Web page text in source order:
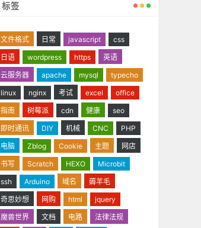
标签
文件格式 日常 javascript
css
日语
wordpress https
英语
云服务器
apache mysql
typecho
linux
nginx 考试 excel
office
指南
树莓派 cdn 健康
seo
即时通讯
DIY 机械 CNC
PHP
电脑
Zblog Cookie 主题
网店
书写
Scratch HEXO
Microbit
ssh
Arduino 域名
薅羊毛
奇思妙想
网购 html
jquery
魔兽世界
文档 电路
法律法规